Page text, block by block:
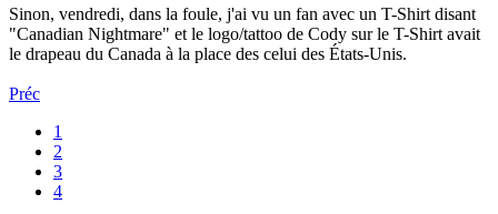
Sinon, vendredi, dans la foule, j'ai vu un fan avec un T-Shirt disant
"Canadian Nightmare" et le logo/tattoo de Cody sur le T-Shirt avait
le drapeau du Canada à la place des celui des États-Unis.
Préc
1
2
3
4